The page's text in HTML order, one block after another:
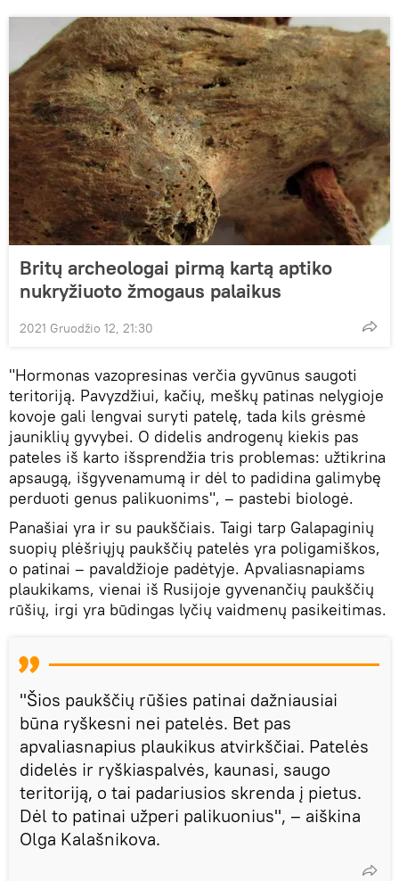
Britų archeologai pirmą kartą aptiko
nukryžiuoto žmogaus palaikus
2021 Gruodžio 12, 21:30
"Hormonas vazopresinas verčia gyvūnus saugoti
teritoriją. Pavyzdžiui, kačių, meškų patinas nelygioje
kovoje gali lengvai suryti patelę, tada kils grėsmė
jauniklių gyvybei. O didelis androgenų kiekis pas
pateles iš karto išsprendžia tris problemas: užtikrina
apsaugą, išgyvenamumą ir dėl to padidina galimybę
perduoti genus palikuonims", – pastebi biologė.
Panašiai yra ir su paukščiais. Taigi tarp Galapaginių
suopių plėšriųjų paukščių patelės yra poligamiškos,
o patinai – pavaldžioje padėtyje. Apvaliasnapiams
plaukikams, vienai iš Rusijoje gyvenančių paukščių
rūšių, irgi yra būdingas lyčių vaidmenų pasikeitimas.
"Šios paukščių rūšies patinai dažniausiai
būna ryškesni nei patelės. Bet pas
apvaliasnapius plaukikus atvirkščiai. Patelės
didelės ir ryškiaspalvės, kaunasi, saugo
teritoriją, o tai padariusios skrenda į pietus.
Dėl to patinai užperi palikuonius", – aiškina
Olga Kalašnikova.